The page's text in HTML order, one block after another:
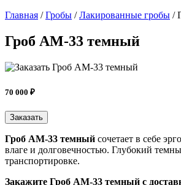
Главная /Гробы /Лакированные гробы /
Гроб АМ-33 темный
70 000 ₽
Заказать
Гроб АМ-33 темный сочетает в себе
влаге и долговечностью. Глубокий
транспортировке.
Закажите Гроб АМ-33 темный с